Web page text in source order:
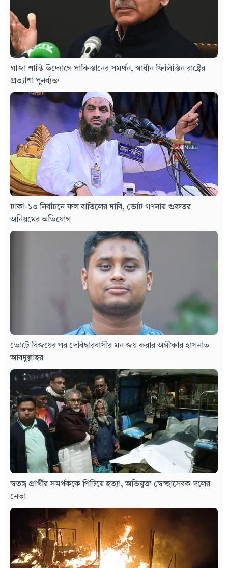
গাজা শান্তি উদ্যোগে পাকিস্তানের সমর্থন, স্বাধীন ফিলিস্তিন রাষ্ট্রের
প্রত্যাশা পুনর্ব্যক্ত
ঢাকা-১৩ নির্বাচনে ফল বাতিলের দাবি, ভোট গণনায় গুরুতর
অনিয়মের অভিযোগ
ভোটে বিজয়ের পর দেবিদ্বারবাসীর মন জয় করার অঙ্গীকার হাসনাত
আবদুল্লাহর
স্বতন্ত্র প্রার্থীর সমর্থককে পিটিয়ে হত্যা, অভিযুক্ত স্বেচ্ছাসেবক দলের
নেতা